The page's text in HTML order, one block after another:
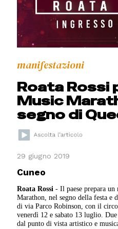
manifestazioni
Roata Rossi
Music
segno di
29 giugno 2019
Cuneo
Roata Rossi - Il paese prepara
Marathon, nel segno della festa e
di via Parco Robinson, con il
venerdì 12 e sabato 13 luglio.
dal punto di vista artistico e